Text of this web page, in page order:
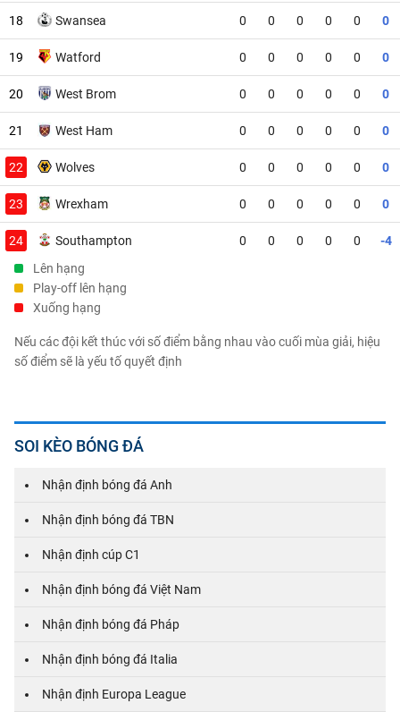
18 Swansea 0 0 0 0 0 0
19 Watford 0 0 0 0 0 0
20 West Brom 0 0 0 0 0 0
21 West Ham 0 0 0 0 0 0
22 Wolves 0 0 0 0 0 0
23 Wrexham 0 0 0 0 0 0
24 Southampton 0 0 0 0 0
-4
Lên hạng
Play-off lên hạng
Xuống hạng
Nếu các đội kết thúc với số điểm bằng nhau vào cuối mùa giải, hiệu
số điểm sẽ là yếu tố quyết định
SOI KÈO BÓNG ĐÁ
Nhận định bóng đá Anh
Nhận định bóng đá TBN
Nhận định cúp C1
Nhận định bóng đá Việt Nam
Nhận định bóng đá Pháp
Nhận định bóng đá Italia
Nhận định Europa League